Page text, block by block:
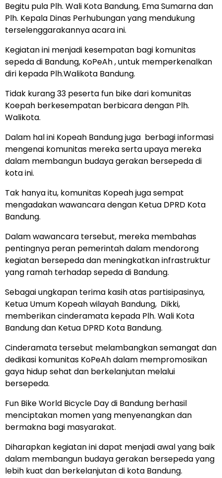
Begitu pula Plh. Wali Kota Bandung, Ema Sumarna dan
Plh. Kepala Dinas Perhubungan yang mendukung
terselenggarakannya acara ini.
Kegiatan ini menjadi kesempatan bagi komunitas
sepeda di Bandung, KoPeAh , untuk memperkenalkan
diri kepada Plh.Walikota Bandung.
Tidak kurang 33 peserta fun bike dari komunitas
Koepah berkesempatan berbicara dengan Plh.
Walikota.
Dalam hal ini Kopeah Bandung juga berbagi informasi
mengenai komunitas mereka serta upaya mereka
dalam membangun budaya gerakan bersepeda di
kota ini.
Tak hanya itu, komunitas Kopeah juga sempat
mengadakan wawancara dengan Ketua DPRD Kota
Bandung.
Dalam wawancara tersebut, mereka membahas
pentingnya peran pemerintah dalam mendorong
kegiatan bersepeda dan meningkatkan infrastruktur
yang ramah terhadap sepeda di Bandung.
Sebagai ungkapan terima kasih atas partisipasinya,
Ketua Umum Kopeah wilayah Bandung, Dikki,
memberikan cinderamata kepada Plh. Wali Kota
Bandung dan Ketua DPRD Kota Bandung.
Cinderamata tersebut melambangkan semangat dan
dedikasi komunitas KoPeAh dalam mempromosikan
gaya hidup sehat dan berkelanjutan melalui
bersepeda.
Fun Bike World Bicycle Day di Bandung berhasil
menciptakan momen yang menyenangkan dan
bermakna bagi masyarakat.
Diharapkan kegiatan ini dapat menjadi awal yang baik
dalam membangun budaya gerakan bersepeda yang
lebih kuat dan berkelanjutan di kota Bandung.